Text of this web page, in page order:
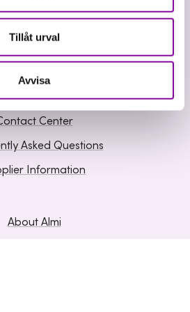
Tillåt urval
Avvisa
development
and Inspiration
Contact us
Center
Asked Questions
Information
About Almi